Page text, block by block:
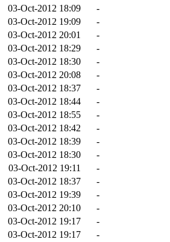
03-Oct-2012 18:09
-
03-Oct-2012 19:09
-
03-Oct-2012 20:01
-
03-Oct-2012 18:29
-
03-Oct-2012 18:30
-
03-Oct-2012 20:08
-
03-Oct-2012 18:37
-
03-Oct-2012 18:44
-
03-Oct-2012 18:55
-
03-Oct-2012 18:42
-
03-Oct-2012 18:39
-
03-Oct-2012 18:30
-
03-Oct-2012 19:11
-
03-Oct-2012 18:37
-
03-Oct-2012 19:39
-
03-Oct-2012 20:10
-
03-Oct-2012 19:17
-
03-Oct-2012 19:17
-